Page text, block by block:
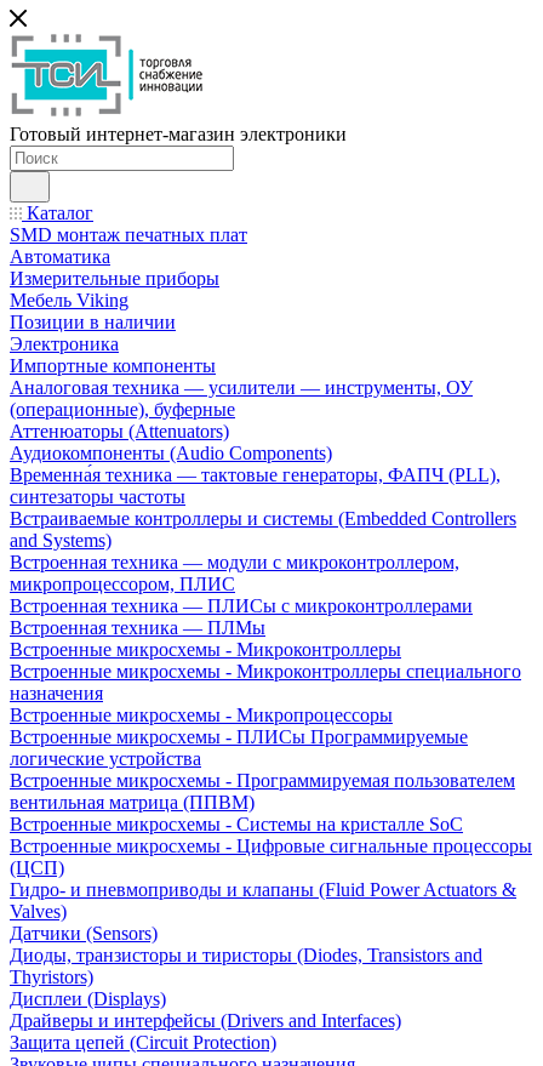
Готовый интернет-магазин электроники
Каталог
SMD монтаж печатных плат
Автоматика
Измерительные приборы
Мебель Viking
Позиции в наличии
Электроника
Импортные компоненты
Аналоговая техника — усилители — инструменты, ОУ
(операционные), буферные
Аттенюаторы (Attenuators)
Аудиокомпоненты (Audio Components)
Временна́я техника — тактовые генераторы, ФАПЧ (PLL),
синтезаторы частоты
Встраиваемые контроллеры и системы (Embedded Controllers
and Systems)
Встроенная техника — модули с микроконтроллером,
микропроцессором, ПЛИС
Встроенная техника — ПЛИСы с микроконтроллерами
Встроенная техника — ПЛМы
Встроенные микросхемы - Микроконтроллеры
Встроенные микросхемы - Микроконтроллеры специального
назначения
Встроенные микросхемы - Микропроцессоры
Встроенные микросхемы - ПЛИСы Программируемые
логические устройства
Встроенные микросхемы - Программируемая пользователем
вентильная матрица (ППВМ)
Встроенные микросхемы - Системы на кристалле SoC
Встроенные микросхемы - Цифровые сигнальные процессоры
(ЦСП)
Гидро- и пневмоприводы и клапаны (Fluid Power Actuators &
Valves)
Датчики (Sensors)
Диоды, транзисторы и тиристоры (Diodes, Transistors and
Thyristors)
Дисплеи (Displays)
Драйверы и интерфейсы (Drivers and Interfaces)
Защита цепей (Circuit Protection)